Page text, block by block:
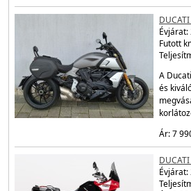
Évjárat:
Futott
A
és
Ár: 7
DUCATI
Évjárat: